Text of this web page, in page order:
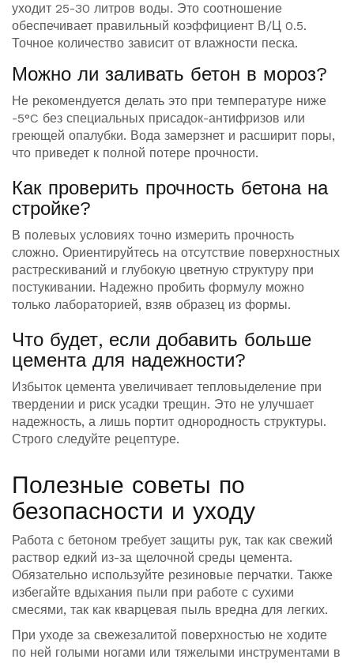
уходит 25-30 литров воды. Это соотношение
обеспечивает правильный коэффициент В/Ц 0.5.
Точное количество зависит от влажности песка.
Можно ли заливать бетон в мороз?
Не рекомендуется делать это при температуре ниже
-5°C без специальных присадок-антифризов или
греющей опалубки. Вода замерзнет и расширит поры,
что приведет к полной потере прочности.
Как проверить прочность бетона на
стройке?
В полевых условиях точно измерить прочность
сложно. Ориентируйтесь на отсутствие поверхностных
растрескиваний и глубокую цветную структуру при
постукивании. Надежно пробить формулу можно
только лабораторией, взяв образец из формы.
Что будет, если добавить больше
цемента для надежности?
Избыток цемента увеличивает тепловыделение при
твердении и риск усадки трещин. Это не улучшает
надежность, а лишь портит однородность структуры.
Строго следуйте рецептуре.
Полезные советы по
безопасности и уходу
Работа с бетоном требует защиты рук, так как свежий
раствор едкий из-за щелочной среды цемента.
Обязательно используйте резиновые перчатки. Также
избегайте вдыхания пыли при работе с сухими
смесями, так как кварцевая пыль вредна для легких.
При уходе за свежезалитой поверхностью не ходите
по ней голыми ногами или тяжелыми инструментами в